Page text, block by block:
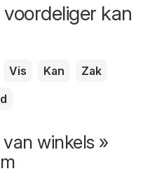
kan
Vis Kan
Zak
winkels »